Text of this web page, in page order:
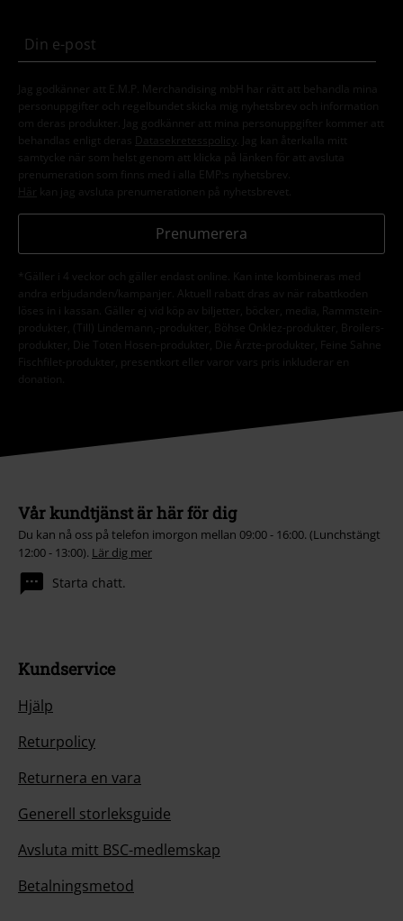
Jag godkänner att E.M.P. Merchandising mbH har rätt att behandla mina
personuppgifter och regelbundet skicka mig nyhetsbrev och information
om deras produkter. Jag godkänner att mina personuppgifter kommer att
behandlas enligt deras
Datasekretesspolicy
. Jag kan återkalla mitt
samtycke när som helst genom att klicka på länken för att avsluta
prenumeration som finns med i alla EMP:s nyhetsbrev.
Här kan jag avsluta prenumerationen på nyhetsbrevet.
Prenumerera
*Gäller i 4 veckor och gäller endast online. Kan inte kombineras med
andra erbjudanden/kampanjer. Aktuell rabatt dras av när rabattkoden
löses in i kassan. Gäller ej vid köp av biljetter, böcker, media, Rammstein-
produkter, (Till) Lindemann,-produkter, Böhse Onklez-produkter, Broilers-
produkter, Die Toten Hosen-produkter, Die Ärzte-produkter, Feine Sahne
Fischfilet-produkter, presentkort eller varor vars pris inkluderar en
donation.
Vår kundtjänst är här för dig
Du kan nå oss på telefon imorgon mellan 09:00 - 16:00. (Lunchstängt
12:00 - 13:00). Lär dig mer
Starta chatt.
Kundservice
Hjälp
Returpolicy
Returnera en vara
Generell storleksguide
Avsluta mitt BSC-medlemskap
Betalningsmetod